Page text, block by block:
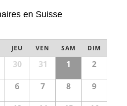
en Suisse
JEU VEN SAM DIM
30 31 1 2
6 7 8 9